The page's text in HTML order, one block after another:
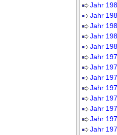
Jahr
Jahr
Jahr
Jahr
Jahr
Jahr
Jahr
Jahr
Jahr
Jahr
Jahr
Jahr
Jahr